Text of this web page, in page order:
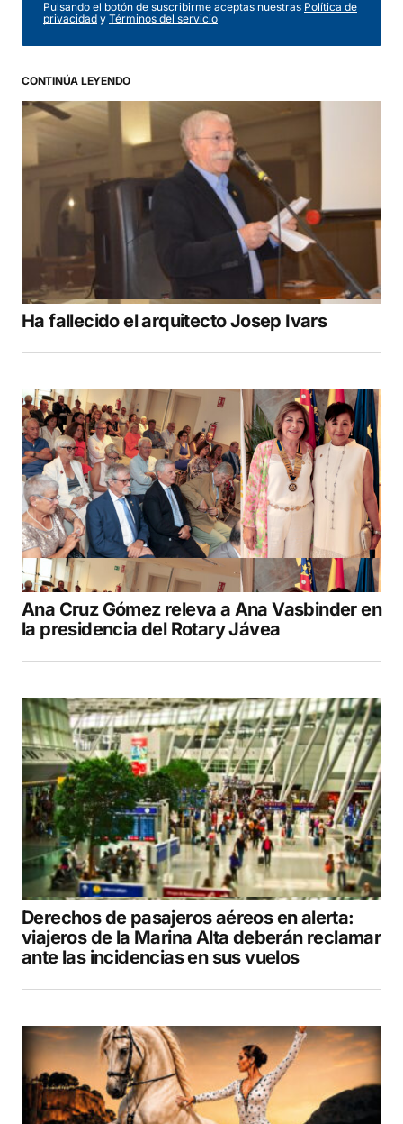
Pulsando el botón de suscribirme aceptas nuestras Política de
privacidad y Términos del servicio
CONTINÚA LEYENDO
Ha fallecido el arquitecto Josep Ivars
Ana Cruz Gómez releva a Ana Vasbinder en
la presidencia del Rotary Jávea
Derechos de pasajeros aéreos en alerta:
viajeros de la Marina Alta deberán reclamar
ante las incidencias en sus vuelos